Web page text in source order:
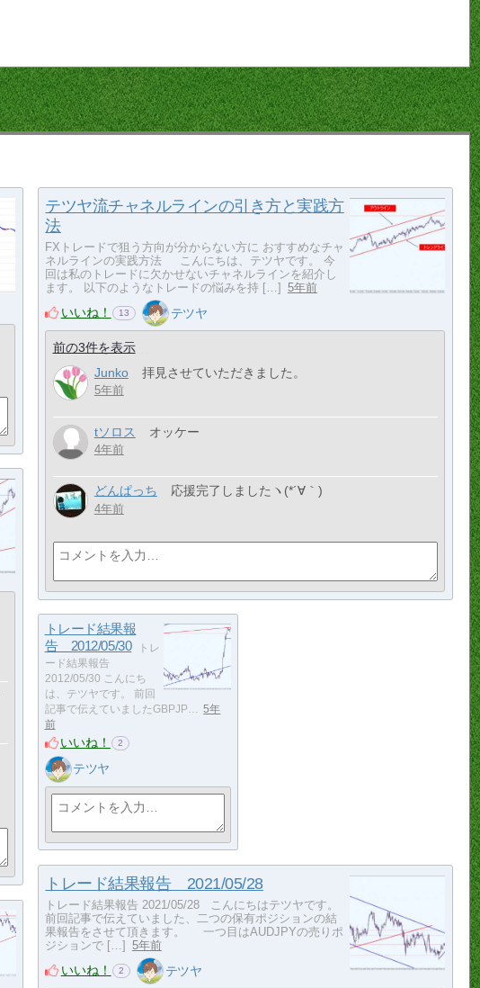
テツヤ流チャネルラインの引き方と実践方
法
FXトレードで狙う方向が分からない方に おすすめなチャ
ネルラインの実践方法 こんにちは、テツヤです。 今
回は私のトレードに欠かせないチャネルラインを紹介し
ます。 以下のようなトレードの悩みを持 […] 5年前
いいね！ 13 テツヤ
前の3件を表示
Junko
拝見させていただきました。
5年前
tソロス オッケー
4年前
どんぱっち 応援完了しましたヽ(*´∀｀)
4年前
トレード結果報
告 2012/05/30
トレ
ード結果報告
2012/05/30 こんにち
は、テツヤです。 前回
記事で伝えていましたGBPJP…
5年
前
いいね！ 2
テツヤ
トレード結果報告 2021/05/28
トレード結果報告 2021/05/28 こんにちはテツヤです。
前回記事で伝えていました、二つの保有ポジションの結
果報告をさせて頂きます。 一つ目はAUDJPYの売りポ
ジションで […] 5年前
いいね！ 2 テツヤ